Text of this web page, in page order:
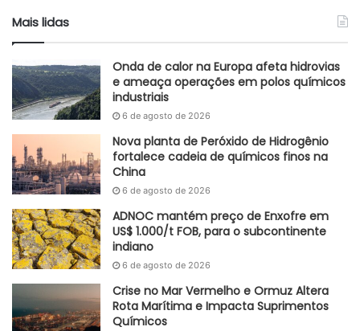
consequentemente, a demanda por produtos como cloro e
Adaptado GlobalKem | 17 de outubro de 2023
Fonte IBS Energy
papel e celulose
soda cáustica
Mais lidas
Onda de calor na Europa afeta hidrovias
e ameaça operações em polos químicos
industriais
6 de agosto de 2026
Nova planta de Peróxido de Hidrogênio
fortalece cadeia de químicos finos na
China
6 de agosto de 2026
ADNOC mantém preço de Enxofre em
US$ 1.000/t FOB, para o subcontinente
indiano
6 de agosto de 2026
Crise no Mar Vermelho e Ormuz Altera
Rota Marítima e Impacta Suprimentos
Químicos